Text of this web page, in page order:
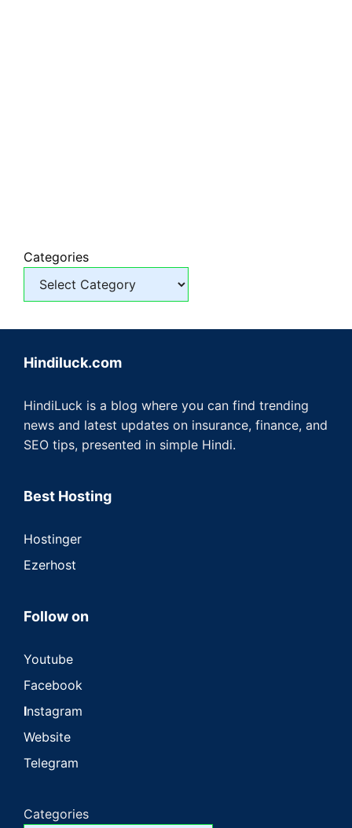
Categories
Hindiluck.com
HindiLuck is a blog where you can find trending
news and latest updates on insurance, finance, and
SEO tips, presented in simple Hindi.
Best Hosting
Hostinger
Ezerhost
Follow on
Youtube
Facebook
Instagram
Website
Telegram
Categories